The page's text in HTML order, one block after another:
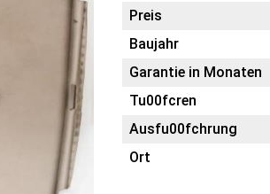
Preis
Baujahr
Garantie in Monaten
Tu00fcren
Ausfu00fchrung
Ort